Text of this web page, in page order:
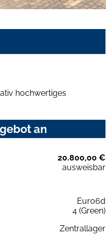
hochwertiges
an
20.800,00 €
ausweisbar
Euro6d
4 (Green)
Zentrallager